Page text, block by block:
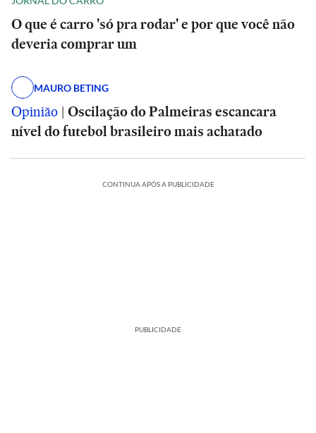
O que é carro 'só pra rodar' e por que você não
deveria comprar um
MAURO BETING
Opinião | Oscilação do Palmeiras escancara
nível do futebol brasileiro mais achatado
CONTINUA APÓS A PUBLICIDADE
PUBLICIDADE